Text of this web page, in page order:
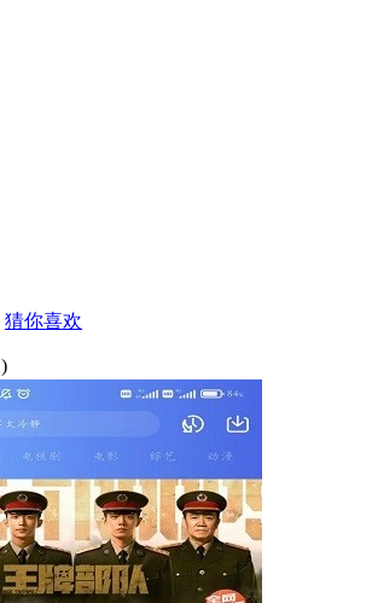
猜你喜欢